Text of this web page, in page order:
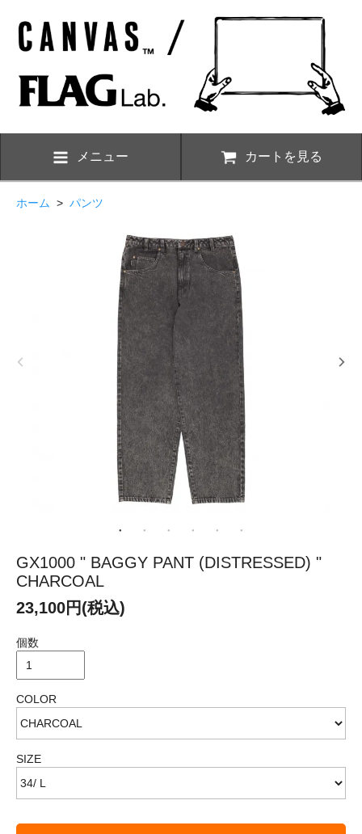
メニュー カートを見る
ホーム > パンツ
GX1000 " BAGGY PANT (DISTRESSED) "
CHARCOAL
23,100円(税込)
個数
COLOR
SIZE